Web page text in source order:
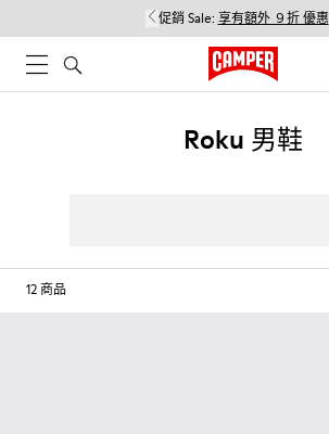
促銷 Sale: 享有額外 ９折 優惠
Roku 男鞋
12商品